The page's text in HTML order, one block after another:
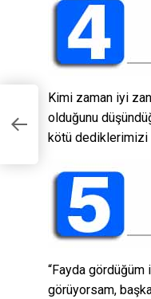
Kimi zaman iyi
olduğunu
kötü dediklerimizi
“Fayda gördüğüm
görüyorsam,